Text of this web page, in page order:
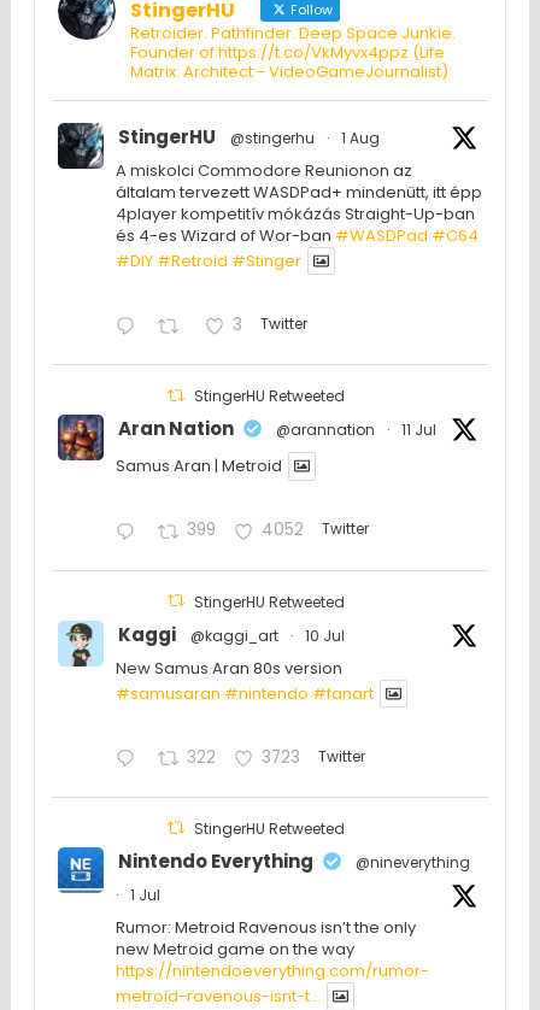
StingerHU Follow
Retroider. Pathfinder. Deep Space Junkie.
Founder of https://t.co/VkMyvx4ppz (Life
Matrix: Architect - VideoGameJournalist)
StingerHU @stingerhu · 1 Aug
A miskolci Commodore Reunionon az
általam tervezett WASDPad+ mindenütt, itt épp
4player kompetitív mókázás Straight-Up-ban
és 4-es Wizard of Wor-ban #WASDPad #C64
#DIY #Retroid #Stinger
3 Twitter
StingerHU Retweeted
Aran Nation @arannation · 11 Jul
Samus Aran | Metroid
399 4052 Twitter
StingerHU Retweeted
Kaggi @kaggi_art · 10 Jul
New Samus Aran 80s version
#samusaran #nintendo #fanartㅤㅤㅤㅤ
322 3723 Twitter
StingerHU Retweeted
Nintendo Everything
@nineverything
·
1 Jul
Rumor: Metroid Ravenous isn’t the only
new Metroid game on the way
https://nintendoeverything.com/rumor-
metroid-ravenous-isnt-t...